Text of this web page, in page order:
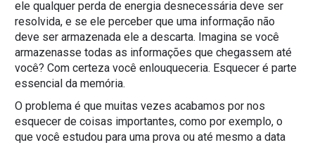
ele qualquer perda de energia desnecessária deve ser
resolvida, e se ele perceber que uma informação não
deve ser armazenada ele a descarta. Imagina se você
armazenasse todas as informações que chegassem até
você? Com certeza você enlouqueceria. Esquecer é parte
essencial da memória.
O problema é que muitas vezes acabamos por nos
esquecer de coisas importantes, como por exemplo, o
que você estudou para uma prova ou até mesmo a data